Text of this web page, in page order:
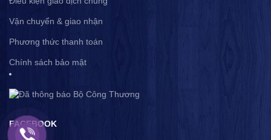
Vận chuyển & giao nhận
Phương thức thanh toán
Chính sách bảo mật
FACEBOOK